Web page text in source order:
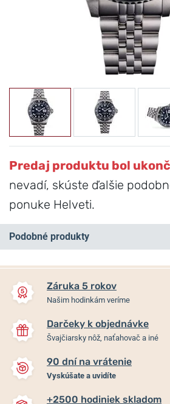
Predaj produktu bol
nevadí, skúste ďalšie
ponuke Helveti.
Podobné produkty
Záruka 5 rokov
Našim hodinkám veríme
Darčeky k objednávke
Švajčiarsky nôž, naťahovač a iné
90 dní na vrátenie
Vyskúšate a uvidíte
+2500 hodiniek skladom